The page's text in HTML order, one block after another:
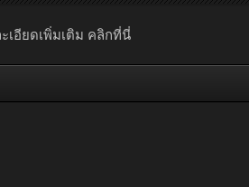
เอียดเพิ่มเติม คลิกที่นี่